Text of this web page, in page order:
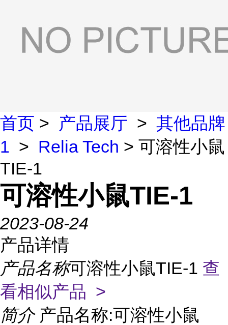
首页 > 产品展厅 > 其他品牌
1 > Relia Tech > 可溶性小鼠
TIE-1
可溶性小鼠TIE-1
2023-08-24
产品详情
产品名称可溶性小鼠TIE-1 查
看相似产品 >
简介 产品名称:可溶性小鼠